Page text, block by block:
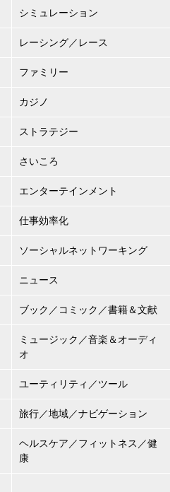
シミュレーション
レーシング／レース
ファミリー
カジノ
ストラテジー
さいころ
エンターテインメント
仕事効率化
ソーシャルネットワーキング
ニュース
ブック／コミック／書籍＆文献
ミュージック／音楽＆オーディ
オ
ユーティリティ／ツール
旅行／地域／ナビゲーション
ヘルスケア／フィットネス／健
康